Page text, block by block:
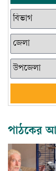
পাঠকের